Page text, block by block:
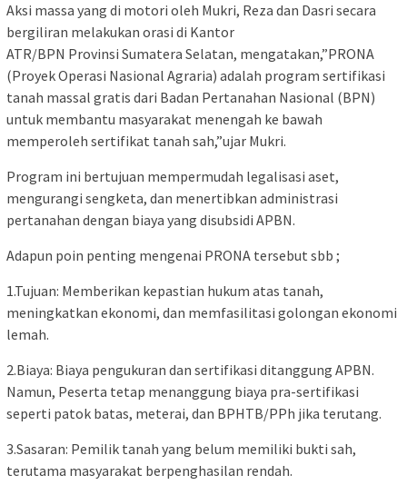
Aksi massa yang di motori oleh Mukri, Reza dan Dasri secara
bergiliran melakukan orasi di Kantor
ATR/BPN Provinsi Sumatera Selatan, mengatakan,”PRONA
(Proyek Operasi Nasional Agraria) adalah program sertifikasi
tanah massal gratis dari Badan Pertanahan Nasional (BPN)
untuk membantu masyarakat menengah ke bawah
memperoleh sertifikat tanah sah,”ujar Mukri.
Program ini bertujuan mempermudah legalisasi aset,
mengurangi sengketa, dan menertibkan administrasi
pertanahan dengan biaya yang disubsidi APBN.
Adapun poin penting mengenai PRONA tersebut sbb ;
1.Tujuan: Memberikan kepastian hukum atas tanah,
meningkatkan ekonomi, dan memfasilitasi golongan ekonomi
lemah.
2.Biaya: Biaya pengukuran dan sertifikasi ditanggung APBN.
Namun, Peserta tetap menanggung biaya pra-sertifikasi
seperti patok batas, meterai, dan BPHTB/PPh jika terutang.
3.Sasaran: Pemilik tanah yang belum memiliki bukti sah,
terutama masyarakat berpenghasilan rendah.